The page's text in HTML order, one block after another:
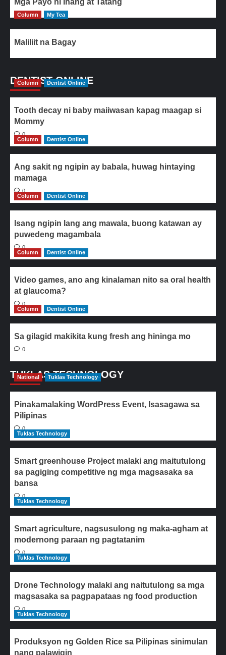
Mga Payo ni Inang at Tatang
Column My Tea
Maliliit na Bagay
DENTIST ONLINE
Column Dentist Online
Tooth decay ni baby maiiwasan kapag maagap si
Mommy
0
Column
Dentist Online
Ang sakit ng ngipin ay babala, huwag hintaying
mamaga
0
Column
Dentist Online
Isang ngipin lang ang mawala, buong katawan ay
puwedeng magambala
0
Column
Dentist Online
Video games, ano ang kinalaman nito sa oral health
at glaucoma?
0
Column
Dentist Online
Sa gilagid makikita kung fresh ang hininga mo
0
TUKLAS TECHNOLOGY
National Tuklas Technology
Pinakamalaking WordPress Event, Isasagawa sa
Pilipinas
0
Tuklas Technology
Smart greenhouse Project malaki ang maitutulong
sa pagiging competitive ng mga magsasaka sa
bansa
0
Tuklas Technology
Smart agriculture, nagsusulong ng maka-agham at
modernong paraan ng pagtatanim
0
Tuklas Technology
Drone Technology malaki ang naitutulong sa mga
magsasaka sa pagpapataas ng food production
0
Tuklas Technology
Produksyon ng Golden Rice sa Pilipinas sinimulan
nang palawigin